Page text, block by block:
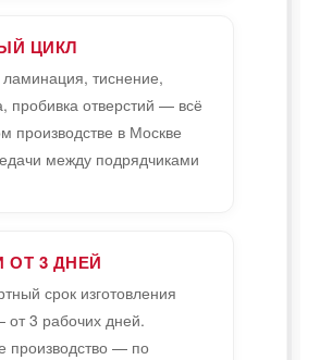
ЦИКЛ
ламинация, тиснение,
пробивка отверстий — всё
производстве в Москве
между подрядчиками
ОТ 3 ДНЕЙ
срок изготовления
от 3 рабочих дней.
производство — по